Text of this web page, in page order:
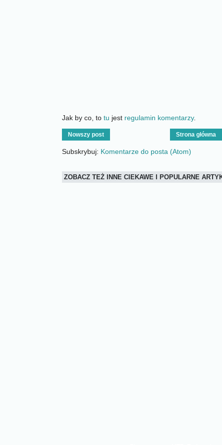
Jak by co, to tu jest regulamin komentarzy.
Nowszy post Strona główna
Subskrybuj: Komentarze do posta (Atom)
ZOBACZ TEŻ INNE CIEKAWE I POPULARNE